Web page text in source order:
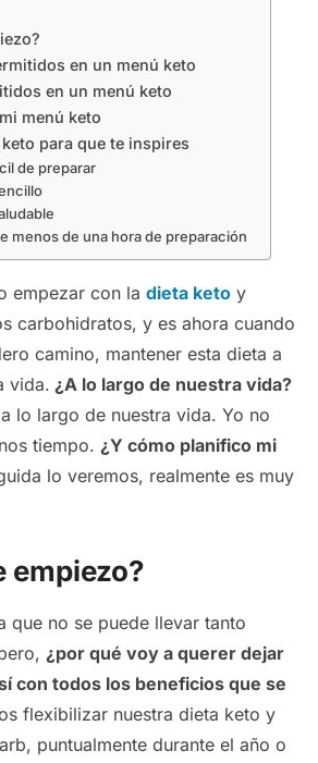
en un menú keto
en un menú keto
menú keto
para que te inspires
de preparar
menos de una hora de preparación
empezar con la dieta ketoy
carbohidratos, y es ahora cuando
camino, mantener esta dieta a
vida. ¿A lo largo de nuestra vida?
lo largo de nuestra vida. Yo no
tiempo. ¿Y cómo planifico mi
lo veremos, realmente es muy
empiezo?
que no se puede llevar tanto
¿por qué voy a querer dejar
con todos los beneficios que se
flexibilizar nuestra dieta keto y
puntualmente durante el año o